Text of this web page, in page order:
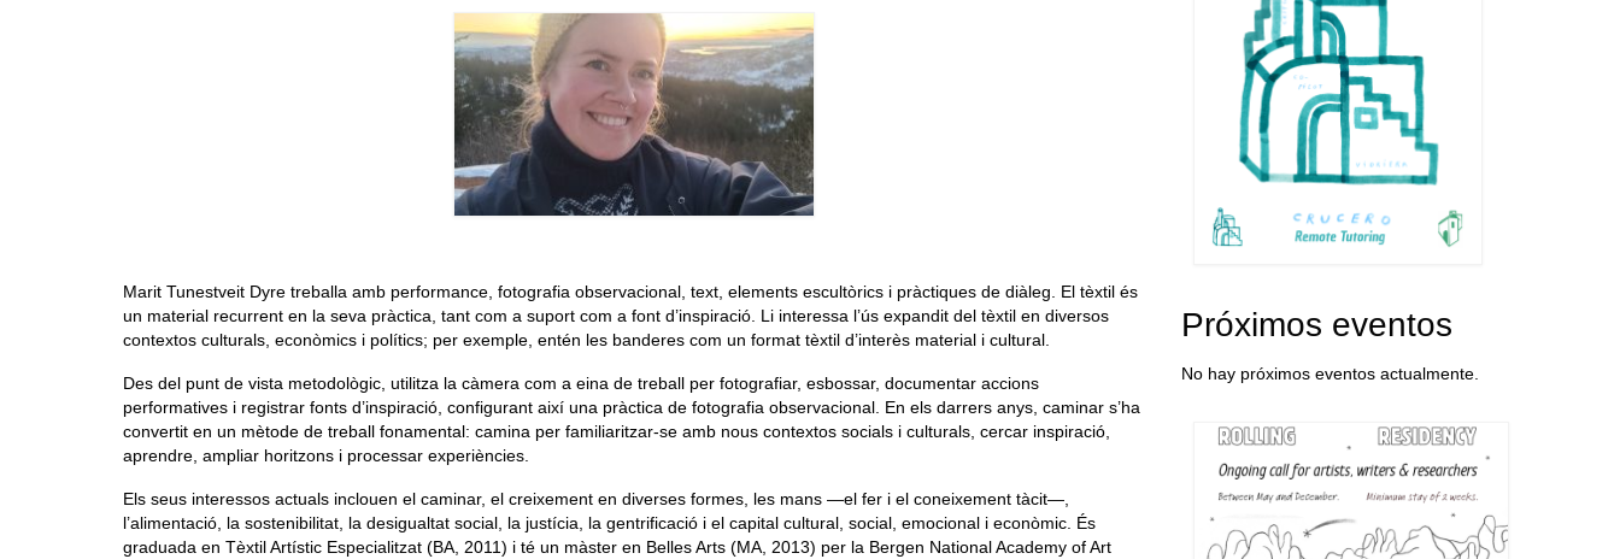
Marit Tunestveit Dyre treballa amb performance, fotografia observacional, text, elements escultòrics i pràctiques de diàleg. El tèxtil és
un material recurrent en la seva pràctica, tant com a suport com a font d’inspiració. Li interessa l’ús expandit del tèxtil en diversos
contextos culturals, econòmics i polítics; per exemple, entén les banderes com un format tèxtil d’interès material i cultural.
Des del punt de vista metodològic, utilitza la càmera com a eina de treball per fotografiar, esbossar, documentar accions
performatives i registrar fonts d’inspiració, configurant així una pràctica de fotografia observacional. En els darrers anys, caminar s’ha
convertit en un mètode de treball fonamental: camina per familiaritzar-se amb nous contextos socials i culturals, cercar inspiració,
aprendre, ampliar horitzons i processar experiències.
Els seus interessos actuals inclouen el caminar, el creixement en diverses formes, les mans —el fer i el coneixement tàcit—,
l’alimentació, la sostenibilitat, la desigualtat social, la justícia, la gentrificació i el capital cultural, social, emocional i econòmic. És
graduada en Tèxtil Artístic Especialitzat (BA, 2011) i té un màster en Belles Arts (MA, 2013) per la Bergen National Academy of Art
Próximos eventos
No hay próximos eventos actualmente.